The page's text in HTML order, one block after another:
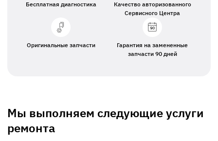
Бесплатная диагностика
Качество авторизованного
Сервисного Центра
Оригинальные запчасти
Гарантия на замененные
запчасти 90 дней
Мы выполняем следующие услуги
ремонта